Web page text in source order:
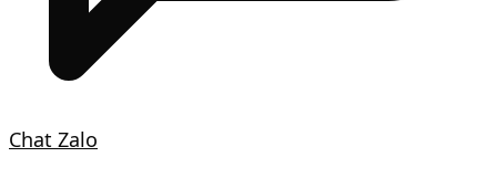
Chat Zalo